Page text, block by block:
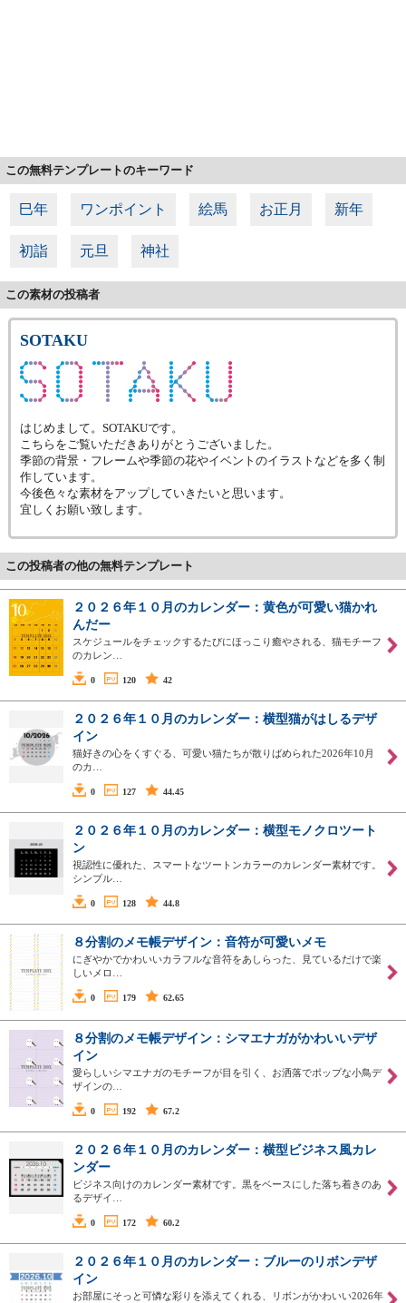
この無料テンプレートのキーワード
巳年 ワンポイント 絵馬 お正月 新年
初詣 元旦 神社
この素材の投稿者
SOTAKU
はじめまして。SOTAKUです。
こちらをご覧いただきありがとうございました。
季節の背景・フレームや季節の花やイベントのイラストなどを多く制
作しています。
今後色々な素材をアップしていきたいと思います。
宜しくお願い致します。
この投稿者の他の無料テンプレート
２０２６年１０月のカレンダー：黄色が可愛い猫かれ
んだー
スケジュールをチェックするたびにほっこり癒やされる、猫モチーフ
のカレン…
0 120 42
２０２６年１０月のカレンダー：横型猫がはしるデザ
イン
猫好きの心をくすぐる、可愛い猫たちが散りばめられた2026年10月
のカ…
0 127 44.45
２０２６年１０月のカレンダー：横型モノクロツート
ン
視認性に優れた、スマートなツートンカラーのカレンダー素材です。
シンプル…
0 128 44.8
８分割のメモ帳デザイン：音符が可愛いメモ
にぎやかでかわいいカラフルな音符をあしらった、見ているだけで楽
しいメロ…
0 179 62.65
８分割のメモ帳デザイン：シマエナガがかわいいデザ
イン
愛らしいシマエナガのモチーフが目を引く、お洒落でポップな小鳥デ
ザインの…
0 192 67.2
２０２６年１０月のカレンダー：横型ビジネス風カレ
ンダー
ビジネス向けのカレンダー素材です。黒をベースにした落ち着きのあ
るデザイ…
0 172 60.2
２０２６年１０月のカレンダー：ブルーのリボンデザ
イン
お部屋にそっと可憐な彩りを添えてくれる、リボンがかわいい2026年